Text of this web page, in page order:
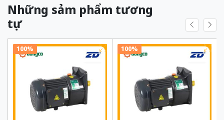
Những sảm phẩm tương
tự
100% 100%